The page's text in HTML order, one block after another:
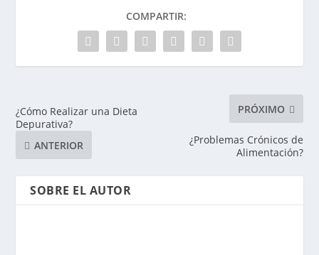
COMPARTIR:
¿Cómo Realizar una Dieta
Depurativa?
ANTERIOR
PRÓXIMO
¿Problemas Crónicos de
Alimentación?
SOBRE EL AUTOR